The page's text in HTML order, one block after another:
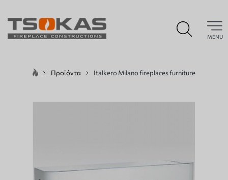
MENU
Προϊόντα Italkero Milano fireplaces furniture